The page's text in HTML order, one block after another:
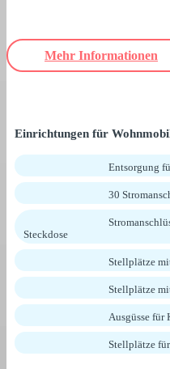
Mehr Informationen
Einrichtungen für
Entsorgung
30
Steckdose
Stellplätze
Stellplätze
Ausgüsse für
Stellplätze